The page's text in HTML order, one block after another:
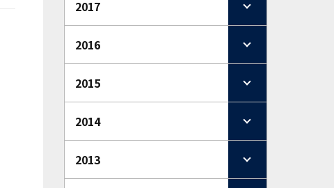
2017
2016
2015
2014
2013